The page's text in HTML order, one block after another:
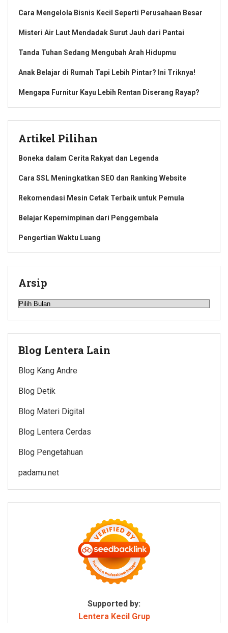
Cara Mengelola Bisnis Kecil Seperti Perusahaan Besar
Misteri Air Laut Mendadak Surut Jauh dari Pantai
Tanda Tuhan Sedang Mengubah Arah Hidupmu
Anak Belajar di Rumah Tapi Lebih Pintar? Ini Triknya!
Mengapa Furnitur Kayu Lebih Rentan Diserang Rayap?
Artikel Pilihan
Boneka dalam Cerita Rakyat dan Legenda
Cara SSL Meningkatkan SEO dan Ranking Website
Rekomendasi Mesin Cetak Terbaik untuk Pemula
Belajar Kepemimpinan dari Penggembala
Pengertian Waktu Luang
Arsip
Arsip
Blog Lentera Lain
Blog Kang Andre
Blog Detik
Blog Materi Digital
Blog Lentera Cerdas
Blog Pengetahuan
padamu.net
Supported by:
Lentera Kecil Grup